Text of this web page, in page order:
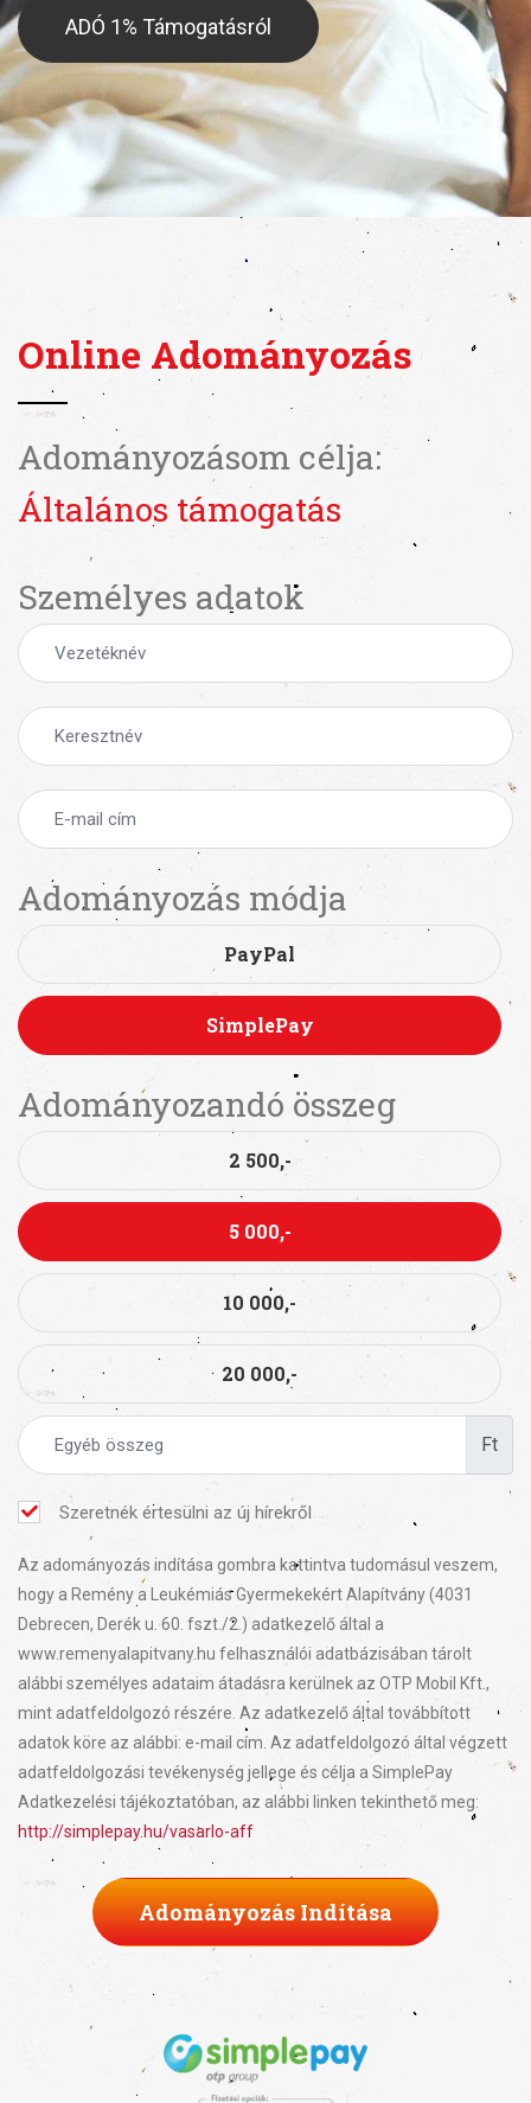
ADÓ 1% Támogatásról
Online Adományozás
Adományozásom célja:
Általános támogatás
Személyes adatok
Adományozás módja
PayPal
SimplePay
Adományozandó összeg
2 500,-
5 000,-
10 000,-
20 000,-
Ft
Szeretnék értesülni az új hírekről
Az adományozás indítása gombra kattintva tudomásul veszem,
hogy a Remény a Leukémiás Gyermekekért Alapítvány (4031
Debrecen, Derék u. 60. fszt./2.) adatkezelő által a
www.remenyalapitvany.hu felhasználói adatbázisában tárolt
alábbi személyes adataim átadásra kerülnek az OTP Mobil Kft.,
mint adatfeldolgozó részére. Az adatkezelő által továbbított
adatok köre az alábbi: e-mail cím. Az adatfeldolgozó által végzett
adatfeldolgozási tevékenység jellege és célja a SimplePay
Adatkezelési tájékoztatóban, az alábbi linken tekinthető meg:
http://simplepay.hu/vasarlo-aff
Adományozás Indítása